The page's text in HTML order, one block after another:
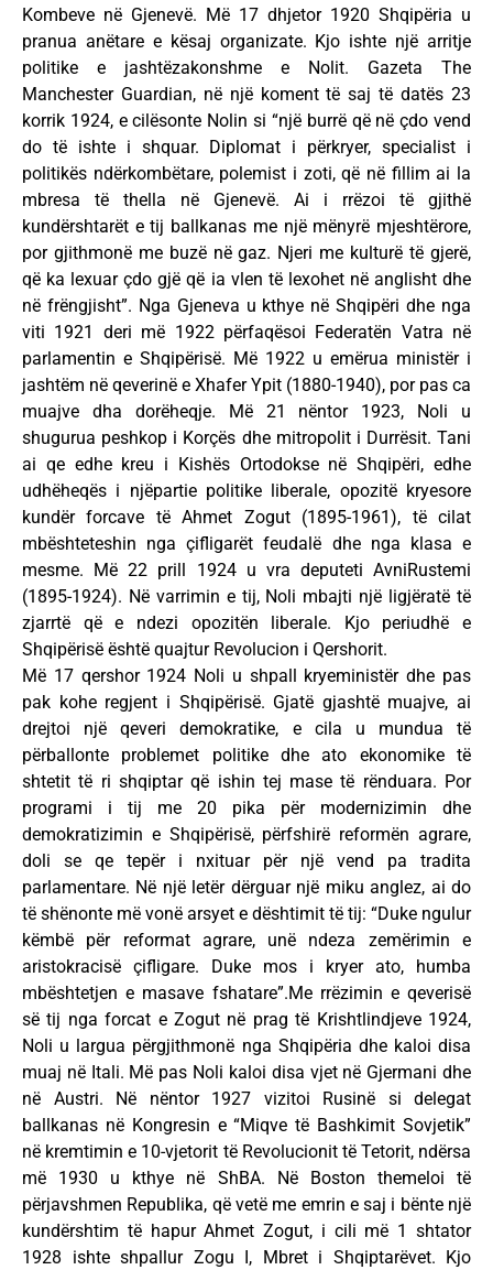
Kombeve në Gjenevë. Më 17 dhjetor 1920 Shqipëria u
pranua anëtare e kësaj organizate. Kjo ishte një arritje
politike e jashtëzakonshme e Nolit. Gazeta The
Manchester Guardian, në një koment të saj të datës 23
korrik 1924, e cilësonte Nolin si “një burrë që në çdo vend
do të ishte i shquar. Diplomat i përkryer, specialist i
politikës ndërkombëtare, polemist i zoti, që në fillim ai la
mbresa të thella në Gjenevë. Ai i rrëzoi të gjithë
kundërshtarët e tij ballkanas me një mënyrë mjeshtërore,
por gjithmonë me buzë në gaz. Njeri me kulturë të gjerë,
që ka lexuar çdo gjë që ia vlen të lexohet në anglisht dhe
në frëngjisht”. Nga Gjeneva u kthye në Shqipëri dhe nga
viti 1921 deri më 1922 përfaqësoi Federatën Vatra në
parlamentin e Shqipërisë. Më 1922 u emërua ministër i
jashtëm në qeverinë e Xhafer Ypit (1880-1940), por pas ca
muajve dha dorëheqje. Më 21 nëntor 1923, Noli u
shugurua peshkop i Korçës dhe mitropolit i Durrësit. Tani
ai qe edhe kreu i Kishës Ortodokse në Shqipëri, edhe
udhëheqës i njëpartie politike liberale, opozitë kryesore
kundër forcave të Ahmet Zogut (1895-1961), të cilat
mbështeteshin nga çifligarët feudalë dhe nga klasa e
mesme. Më 22 prill 1924 u vra deputeti AvniRustemi
(1895-1924). Në varrimin e tij, Noli mbajti një ligjëratë të
zjarrtë që e ndezi opozitën liberale. Kjo periudhë e
Shqipërisë është quajtur Revolucion i Qershorit.
Më 17 qershor 1924 Noli u shpall kryeministër dhe pas
pak kohe regjent i Shqipërisë. Gjatë gjashtë muajve, ai
drejtoi një qeveri demokratike, e cila u mundua të
përballonte problemet politike dhe ato ekonomike të
shtetit të ri shqiptar që ishin tej mase të rënduara. Por
programi i tij me 20 pika për modernizimin dhe
demokratizimin e Shqipërisë, përfshirë reformën agrare,
doli se qe tepër i nxituar për një vend pa tradita
parlamentare. Në një letër dërguar një miku anglez, ai do
të shënonte më vonë arsyet e dështimit të tij: “Duke ngulur
këmbë për reformat agrare, unë ndeza zemërimin e
aristokracisë çifligare. Duke mos i kryer ato, humba
mbështetjen e masave fshatare”.Me rrëzimin e qeverisë
së tij nga forcat e Zogut në prag të Krishtlindjeve 1924,
Noli u largua përgjithmonë nga Shqipëria dhe kaloi disa
muaj në Itali. Më pas Noli kaloi disa vjet në Gjermani dhe
në Austri. Në nëntor 1927 vizitoi Rusinë si delegat
ballkanas në Kongresin e “Miqve të Bashkimit Sovjetik”
në kremtimin e 10-vjetorit të Revolucionit të Tetorit, ndërsa
më 1930 u kthye në ShBA. Në Boston themeloi të
përjavshmen Republika, që vetë me emrin e saj i bënte një
kundërshtim të hapur Ahmet Zogut, i cili më 1 shtator
1928 ishte shpallur Zogu I, Mbret i Shqiptarëvet. Kjo